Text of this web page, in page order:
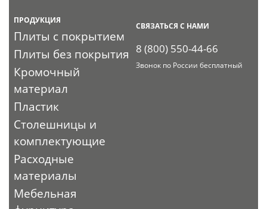
ПРОДУКЦИЯ
Плиты с покрытием
Плиты без покрытия
Кромочный
материал
Пластик
Столешницы и
комплектующие
Расходные
материалы
Мебельная
СВЯЗАТЬСЯ С НАМИ
8 (800) 550-44-66
Звонок по России бесплатный